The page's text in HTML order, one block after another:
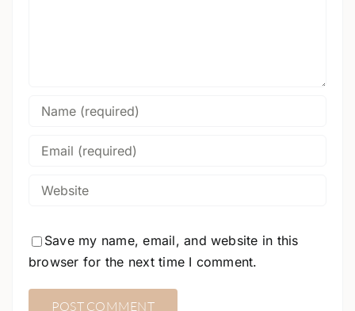
Save my name, email, and website in this
browser for the next time I comment.